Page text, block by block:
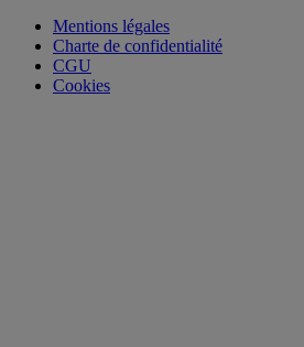
Mentions légales
Charte de confidentialité
CGU
Cookies